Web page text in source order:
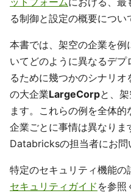
る制御と設定の概要につい
本書では、架空の企業を
いてどのように異なるデ
るために幾つかのシナリ
の大企業LargeCorpと、
ます。これらの例を全体的
企業ごとに事情は異なりま
Databricksの担当者にお問
特定のセキュリティ機能の
セキュリティガイド を参照